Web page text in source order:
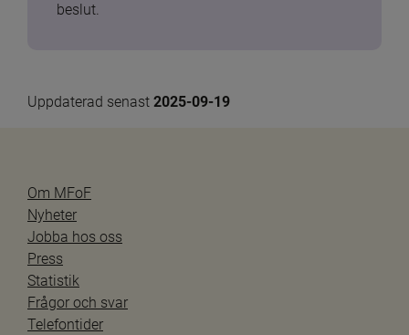
beslut.
Uppdaterad senast 2025-09-19
Om MFoF
Nyheter
Jobba hos oss
Press
Statistik
Frågor och svar
Telefontider